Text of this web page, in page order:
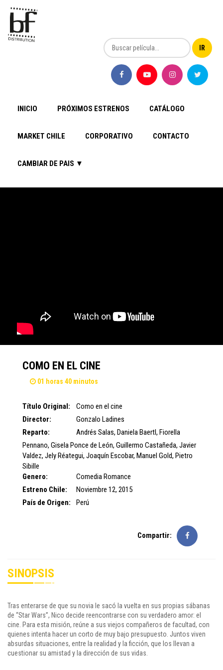
INICIO PRÓXIMOS ESTRENOS CATÁLOGO
MARKET CHILE CORPORATIVO CONTACTO
CAMBIAR DE PAIS ▼
COMO EN EL CINE
01 horas 40 minutos
Título Original:
Como en el cine
Director:
Gonzalo Ladines
Reparto:
Andrés Salas, Daniela Baertl, Fiorella
Pennano, Gisela Ponce de León, Guillermo Castañeda, Javier
Valdez, Jely Réategui, Joaquín Escobar, Manuel Gold, Pietro
Sibille
Genero:
ComediaRomance
Estreno Chile:
Noviembre 12, 2015
País de Origen:
Perú
Compartir:
SINOPSIS
Tras enterarse de que su novia le sacó la vuelta en sus propias sábanas
de “Star Wars”, Nico decide reencontrarse con su verdadero amor: el
cine. Para esta misión, reúne a sus viejos compañeros de facultad, con
quienes intenta hacer un corto de muy bajo presupuesto. Juntos viven
absurdas situaciones, entre la realidad y la ficción, que los llevan a
cuestionar su amistad y la dirección de sus vidas.